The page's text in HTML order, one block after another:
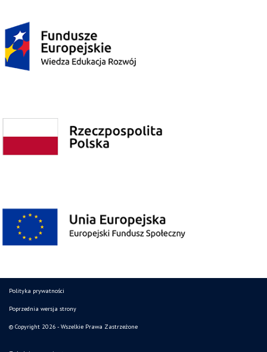
Polityka prywatności
Poprzednia wersja strony
© Copyright 2026 - Wszelkie Prawa Zastrzeżone